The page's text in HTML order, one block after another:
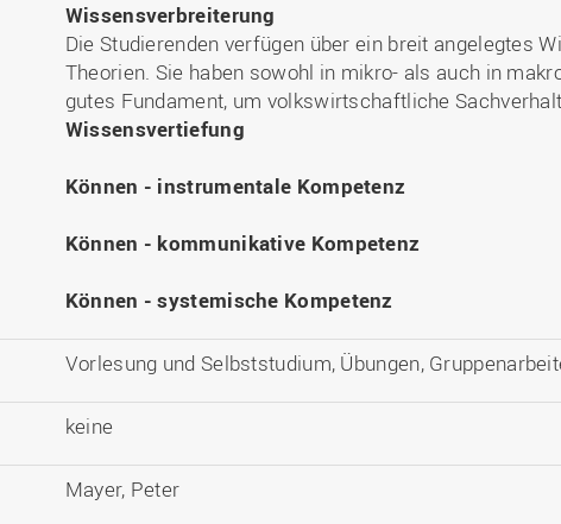
Wissensverbreiterung
Die Studierenden verfügen über ein breit angelegtes
Theorien. Sie haben sowohl in mikro- als auch in
gutes Fundament, um volkswirtschaftliche
Wissensvertiefung
Können - instrumentale Kompetenz
Können - kommunikative Kompetenz
Können - systemische Kompetenz
Vorlesung und Selbststudium, Übungen,
keine
Mayer, Peter